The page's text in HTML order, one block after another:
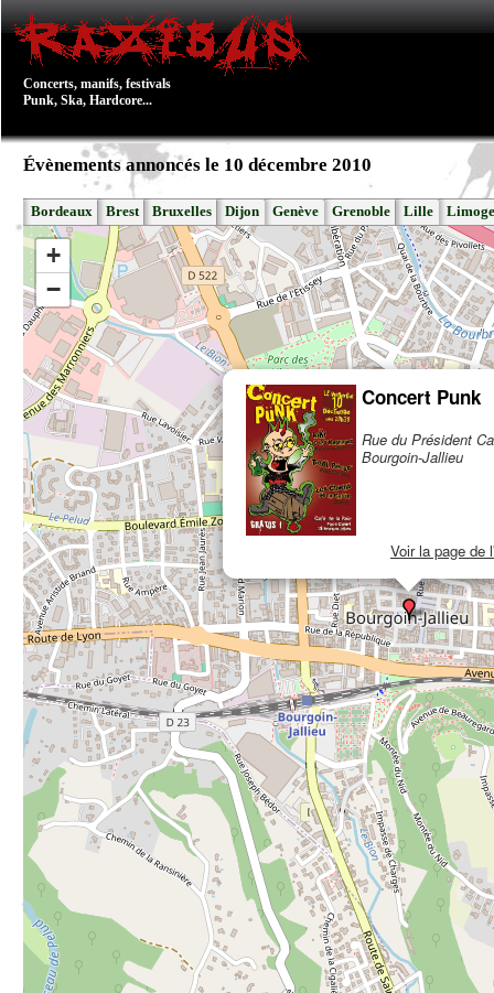
Concerts, manifs, festivals
Punk, Ska, Hardcore...
Évènements annoncés le 10 décembre 2010
Bordeaux Brest Bruxelles Dijon Genève Grenoble Lille
Concert Punk
Rue du Président
Bourgoin-Jallieu
Voir la page de
+
−